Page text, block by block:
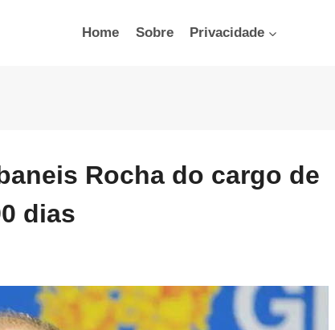
Home Sobre Privacidade
Rocha do cargo de
dias